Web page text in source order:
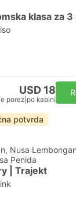
klasa za
USD 18
porez po kabini
potvrda
Nusa Lembongan
Penida
| Trajekt